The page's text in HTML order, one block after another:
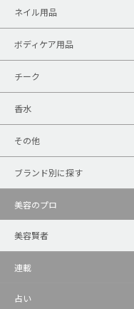
ネイル用品
ボディケア用品
チーク
香水
その他
ブランド別に探す
美容のプロ
美容賢者
連載
占い